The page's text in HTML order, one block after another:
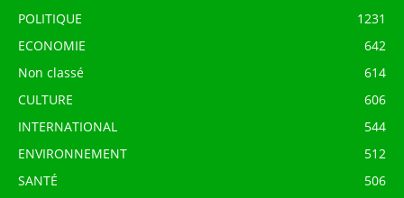
POLITIQUE
1231
ECONOMIE
642
Non classé
614
CULTURE
606
INTERNATIONAL
544
ENVIRONNEMENT
512
SANTÉ
506